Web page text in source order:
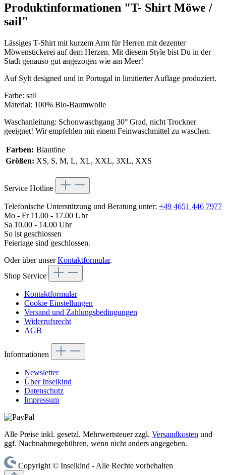
Produktinformationen "T- Shirt Möwe /
sail"
Lässiges T-Shirt mit kurzem Arm für Herren mit dezenter
Möwenstickerei auf dem Herzen. Mit diesem Style bist Du in der
Stadt genauso gut angezogen wie am Meer!
Auf Sylt designed und in Portugal in limitierter Auflage produziert.
Farbe: sail
Material: 100% Bio-Baumwolle
Waschanleitung: Schonwaschgang 30° Grad, nicht Trockner
geeignet! Wir empfehlen mit einem Feinwaschmittel zu waschen.
Farben: Blautöne
Größen: XS, S, M, L, XL, XXL, 3XL, XXS
Service Hotline
Telefonische Unterstützung und Beratung unter: +49 4651 446 7977
Mo - Fr 11.00 - 17.00 Uhr
Sa 10.00 - 14.00 Uhr
So ist geschlossen
Feiertage sind geschlossen.
Oder über unserKontaktformular.
Shop Service
Kontaktformular
Cookie Einstellungen
Versand und Zahlungsbedingungen
Widerrufsrecht
AGB
Informationen
Newsletter
Über Inselkind
Datenschutz
Impressum
Alle Preise inkl. gesetzl. Mehrwertsteuer zzgl. Versandkosten und
ggf. Nachnahmegebühren, wenn nicht anders angegeben.
Copyright © Inselkind - Alle Rechte vorbehalten